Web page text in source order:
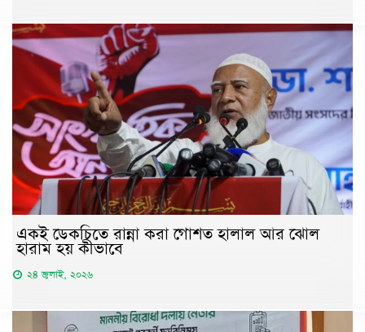
একই ডেকচিতে রান্না করা গোশত হালাল আর ঝোল
হারাম হয় কীভাবে
২৪ জুলাই, ২০২৬